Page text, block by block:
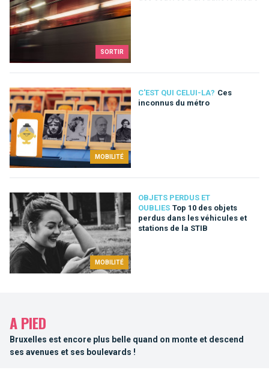
SORTIR
MOBILITÉ
C'EST QUI CELUI-LA? Ces
inconnus du métro
MOBILITÉ
OBJETS PERDUS ET
OUBLIES Top 10 des objets
perdus dans les véhicules et
stations de la STIB
A PIED
Bruxelles est encore plus belle quand on monte et descend
ses avenues et ses boulevards !